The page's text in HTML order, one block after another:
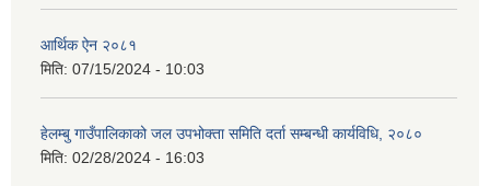
आर्थिक ऐन २०८१
मिति: 07/15/2024 - 10:03
हेलम्बु गाउँपालिकाको जल उपभोक्ता समिति दर्ता सम्बन्धी कार्यविधि, २०८०
मिति: 02/28/2024 - 16:03